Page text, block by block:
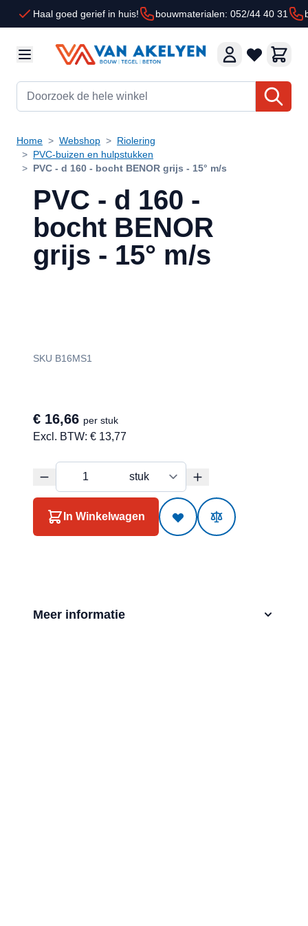
Ga naar de inhoud
Haal goed gerief in huis! bouwmaterialen: 052/44 40 31
Doorzoek de hele winkel
Home > Webshop > Riolering
> PVC-buizen en hulpstukken
> PVC - d 160 - bocht BENOR grijs - 15° m/s
PVC - d 160 -
bocht BENOR
grijs - 15° m/s
SKU B16MS1
€ 16,66 per stuk
Excl. BTW: € 13,77
In Winkelwagen
Meer informatie